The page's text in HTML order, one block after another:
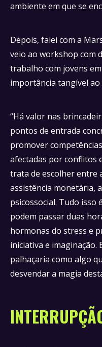
ambiente em que se
Depois, falei com a
veio ao workshop com
trabalho com jovens
importância tangível
“Há valor nas
pontos de entrada
promover
afectadas por conflitos
trata de escolher entre
assistência monetária,
psicossocial. Tudo isso
podem passar duas
hormonas do stress e
iniciativa e imaginação.
palhaçaria como algo
desvendar a magia